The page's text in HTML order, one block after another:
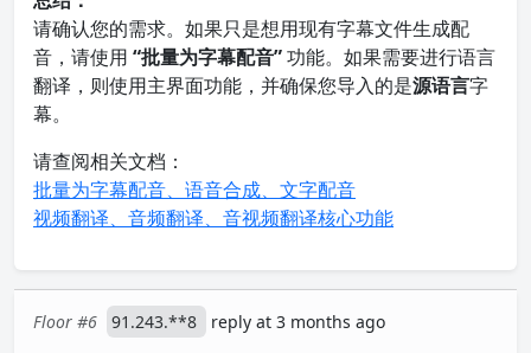
请确认您的需求。如果只是想用现有字幕文件生成配
音，请使用 “批量为字幕配音”功能。如果需要进行语言
翻译，则使用主界面功能，并确保您导入的是源语言字
幕。
请查阅相关文档：
批量为字幕配音、语音合成、文字配音
视频翻译、音频翻译、音视频翻译核心功能
Floor #6 91.243.**8 reply at 3 months ago